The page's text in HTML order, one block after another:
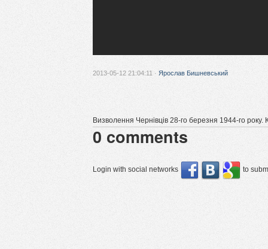
2013-05-12 21:04:11 · Ярослав Бишневський
Визволення Чернівців 28-го березня 1944-го
0 comments
Login with social networks to